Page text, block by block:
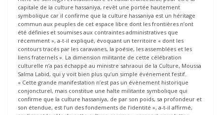
capitale de la culture hassaniya, revêt une portée hautement
symbolique car il confirme que la culture hassaniya est un héritage
commun aux peuples de cet espace libre dont les frontières n’ont
été définies et soumises aux contraintes administratives que
récemment », a-t-il expliqué, évoquant un territoire « dont les
contours tracés par les caravanes, la poésie, les assemblées et les
liens fraternels ». La dimension militante de cette célébration
culturelle n’a pas échappé au ministre sahraoui de la Culture, Moussa
Salma Labid, qui y voit bien plus qu’un simple événement festif.
« Cette grande manifestation n’est pas un évènement historique
conjoncturel, mais constitue une halte militante symbolique qui
confirme que la culture hassaniya, de par son poids, sa profondeur et
son étendue, est l’un des fondements de l’identité », a-t-il affirmé,